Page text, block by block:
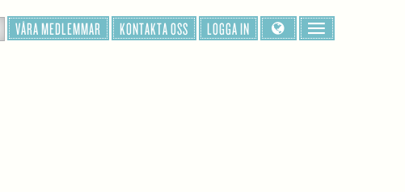
VÅRA MEDLEMMAR KONTAKTA OSS LOGGA IN